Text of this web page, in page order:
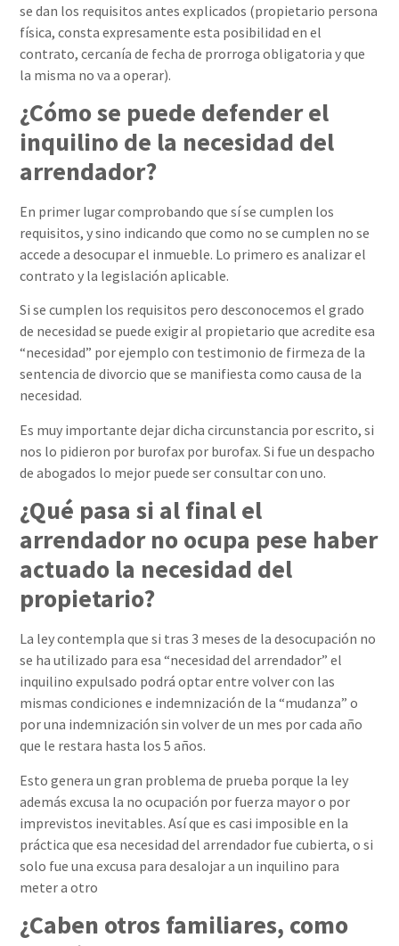
se dan los requisitos antes explicados (propietario persona
física, consta expresamente esta posibilidad en el
contrato, cercanía de fecha de prorroga obligatoria y que
la misma no va a operar).
¿Cómo se puede defender el
inquilino de la necesidad del
arrendador?
En primer lugar comprobando que sí se cumplen los
requisitos, y sino indicando que como no se cumplen no se
accede a desocupar el inmueble. Lo primero es analizar el
contrato y la legislación aplicable.
Si se cumplen los requisitos pero desconocemos el grado
de necesidad se puede exigir al propietario que acredite esa
“necesidad” por ejemplo con testimonio de firmeza de la
sentencia de divorcio que se manifiesta como causa de la
necesidad.
Es muy importante dejar dicha circunstancia por escrito, si
nos lo pidieron por burofax por burofax. Si fue un despacho
de abogados lo mejor puede ser consultar con uno.
¿Qué pasa si al final el
arrendador no ocupa pese haber
actuado la necesidad del
propietario?
La ley contempla que si tras 3 meses de la desocupación no
se ha utilizado para esa “necesidad del arrendador” el
inquilino expulsado podrá optar entre volver con las
mismas condiciones e indemnización de la “mudanza” o
por una indemnización sin volver de un mes por cada año
que le restara hasta los 5 años.
Esto genera un gran problema de prueba porque la ley
además excusa la no ocupación por fuerza mayor o por
imprevistos inevitables. Así que es casi imposible en la
práctica que esa necesidad del arrendador fue cubierta, o si
solo fue una excusa para desalojar a un inquilino para
meter a otro
¿Caben otros familiares, como